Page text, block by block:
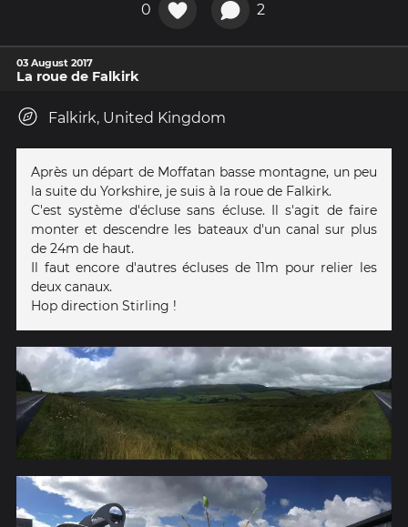
0 2
03 August 2017
La roue de Falkirk
Falkirk, United Kingdom
Après un départ de Moffatan basse montagne, un peu
la suite du Yorkshire, je suis à la roue de Falkirk.
C'est système d'écluse sans écluse. Il s'agit de faire
monter et descendre les bateaux d'un canal sur plus
de 24m de haut.
Il faut encore d'autres écluses de 11m pour relier les
deux canaux.
Hop direction Stirling !